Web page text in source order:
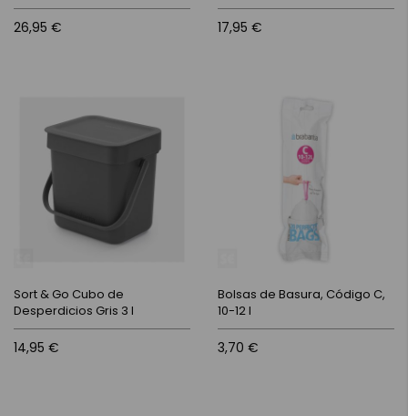
26,95 € 17,95 €
Sort & Go Cubo de
Desperdicios Gris 3 l
14,95 €
Bolsas de Basura, Código C,
10-12 l
3,70 €